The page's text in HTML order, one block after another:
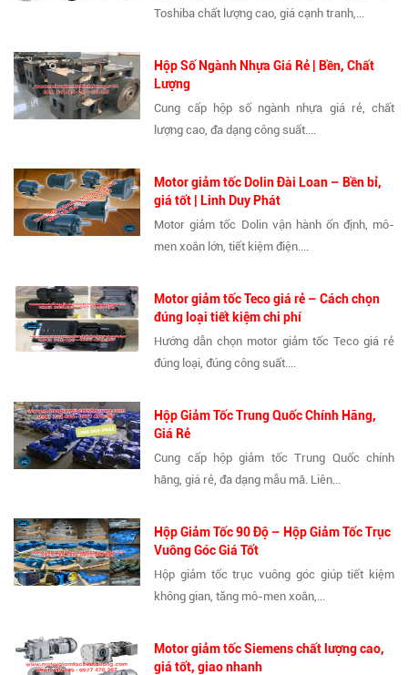
Toshiba chất lượng cao, giá cạnh tranh,...
Hộp Số Ngành Nhựa Giá Rẻ | Bền, Chất
Lượng
Cung cấp hộp số ngành nhựa giá rẻ, chất
lượng cao, đa dạng công suất....
Motor giảm tốc Dolin Đài Loan – Bền bỉ,
giá tốt | Linh Duy Phát
Motor giảm tốc Dolin vận hành ổn định, mô-
men xoắn lớn, tiết kiệm điện....
Motor giảm tốc Teco giá rẻ – Cách chọn
đúng loại tiết kiệm chi phí
Hướng dẫn chọn motor giảm tốc Teco giá rẻ
đúng loại, đúng công suất....
Hộp Giảm Tốc Trung Quốc Chính Hãng,
Giá Rẻ
Cung cấp hộp giảm tốc Trung Quốc chính
hãng, giá rẻ, đa dạng mẫu mã. Liên...
Hộp Giảm Tốc 90 Độ – Hộp Giảm Tốc Trục
Vuông Góc Giá Tốt
Hộp giảm tốc trục vuông góc giúp tiết kiệm
không gian, tăng mô-men xoắn,...
Motor giảm tốc Siemens chất lượng cao,
giá tốt, giao nhanh